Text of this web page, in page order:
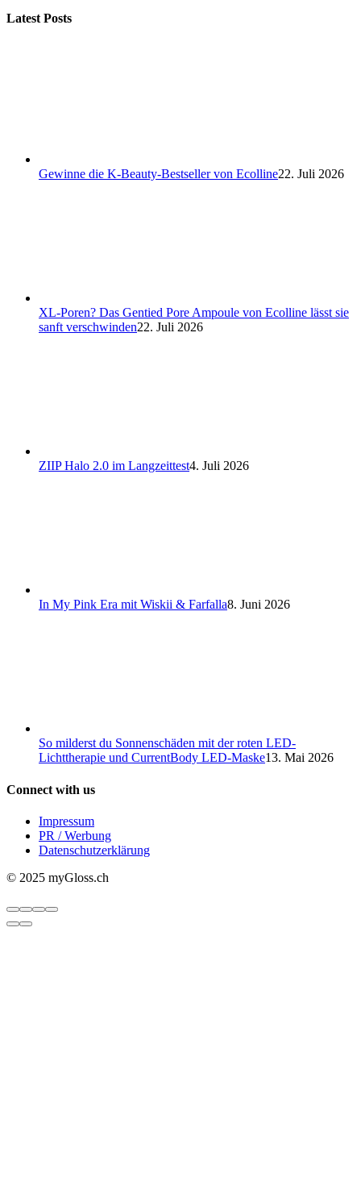
Latest Posts
Gewinne die K-Beauty-Bestseller von Ecolline22. Juli 2026
XL-Poren? Das Gentied Pore Ampoule von Ecolline lässt sie
sanft verschwinden22. Juli 2026
ZIIP Halo 2.0 im Langzeittest4. Juli 2026
In My Pink Era mit Wiskii & Farfalla8. Juni 2026
So milderst du Sonnenschäden mit der roten LED-
Lichttherapie und CurrentBody LED-Maske13. Mai 2026
Connect with us
Impressum
PR / Werbung
Datenschutzerklärung
© 2025 myGloss.ch